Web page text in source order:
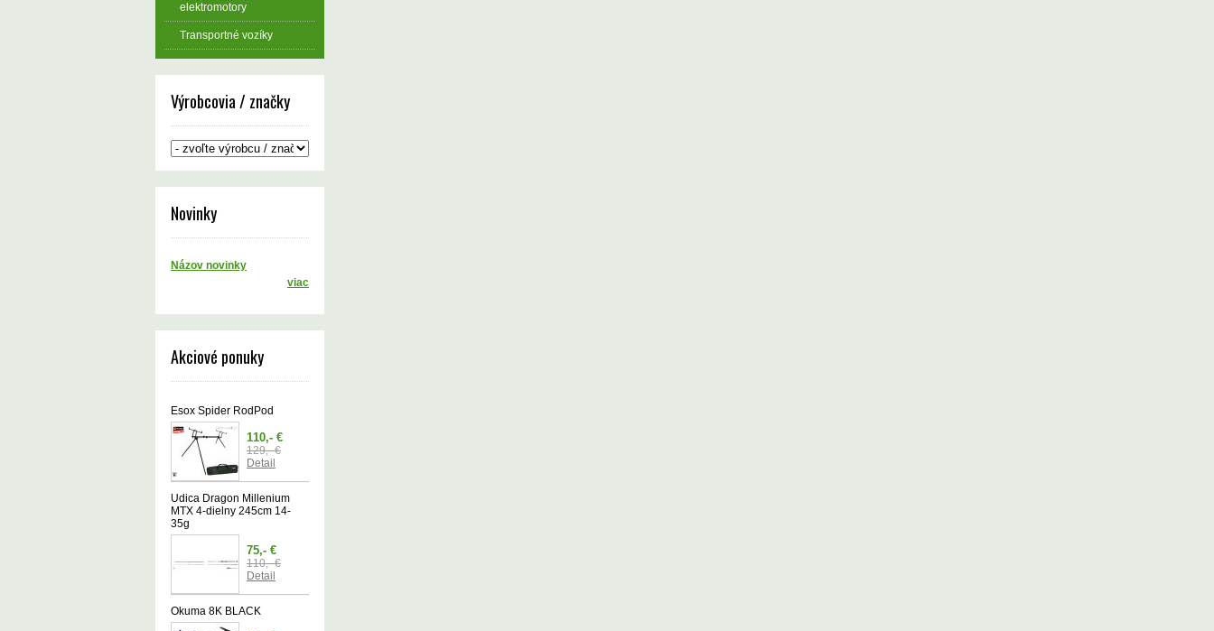
elektromotory
Transportné vozíky
Výrobcovia / značky
Novinky
Názov novinky
viac
Akciové ponuky
Esox Spider RodPod
110,- €
129,- €
Detail
Udica Dragon Millenium
MTX 4-dielny 245cm 14-
35g
75,- €
110,- €
Detail
Okuma 8K BLACK